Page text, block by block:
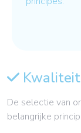
Kwaliteit
De selectie van
belangrijke